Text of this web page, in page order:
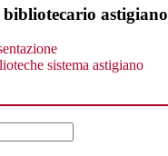
bibliotecario astigiano
sistema astigiano